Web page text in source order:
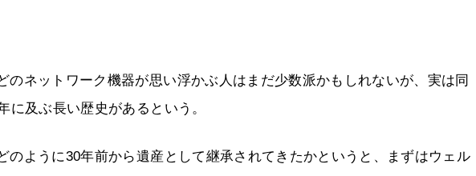
のネットワーク機器が思い浮かぶ人はまだ少数派かもしれないが、実は同
に及ぶ長い歴史があるという。
のように30年前から遺産として継承されてきたかというと、まずはウェル